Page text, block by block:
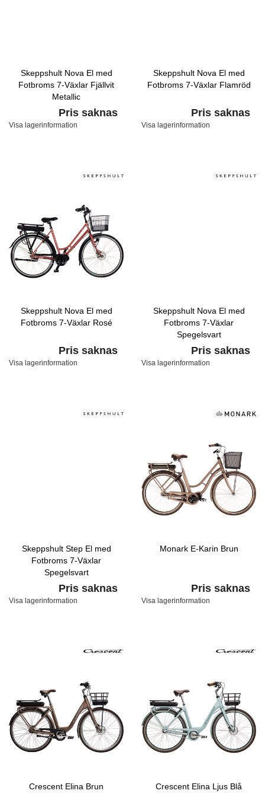
Skeppshult Nova El med
Fotbroms 7-Växlar Fjällvit
Metallic
Pris saknas
Visa lagerinformation
Skeppshult Nova El med
Fotbroms 7-Växlar Flamröd
Pris saknas
Visa lagerinformation
Skeppshult Nova El med
Fotbroms 7-Växlar Rosé
Pris saknas
Visa lagerinformation
Skeppshult Nova El med
Fotbroms 7-Växlar
Spegelsvart
Pris saknas
Visa lagerinformation
Skeppshult Step El med
Fotbroms 7-Växlar
Spegelsvart
Pris saknas
Visa lagerinformation
Monark E-Karin Brun
Pris saknas
Visa lagerinformation
Crescent Elina Brun Crescent Elina Ljus Blå